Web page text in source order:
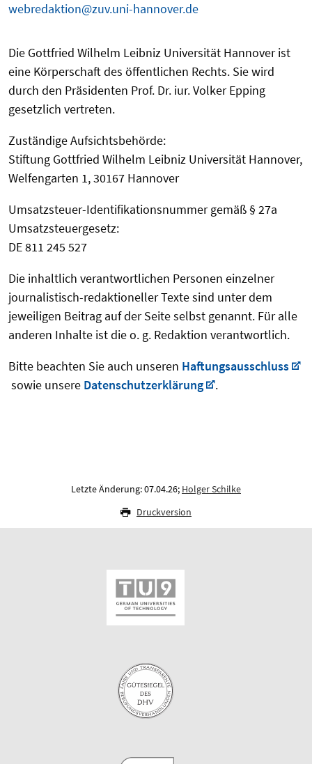
webredaktion@zuv.uni-hannover.de
Die Gottfried Wilhelm Leibniz Universität Hannover ist
eine Körperschaft des öffentlichen Rechts. Sie wird
durch den Präsidenten Prof. Dr. iur. Volker Epping
gesetzlich vertreten.
Zuständige Aufsichtsbehörde:
Stiftung Gottfried Wilhelm Leibniz Universität Hannover,
Welfengarten 1, 30167 Hannover
Umsatzsteuer-Identifikationsnummer gemäß § 27a
Umsatzsteuergesetz:
DE 811 245 527
Die inhaltlich verantwortlichen Personen einzelner
journalistisch-redaktioneller Texte sind unter dem
jeweiligen Beitrag auf der Seite selbst genannt. Für alle
anderen Inhalte ist die o. g. Redaktion verantwortlich.
Bitte beachten Sie auch unseren Haftungsausschluss
sowie unsere Datenschutzerklärung .
Letzte Änderung: 07.04.26; Holger Schilke
Druckversion